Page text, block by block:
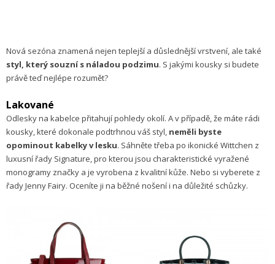
Nová sezóna znamená nejen teplejší a důslednější vrstvení, ale také
styl, který souzní s náladou podzimu. S jakými kousky si budete
právě teď nejlépe rozumět?
Lakované
Odlesky na kabelce přitahují pohledy okolí. A v případě, že máte rádi
kousky, které dokonale podtrhnou váš styl, neměli byste
opominout kabelky v lesku. Sáhněte třeba po ikonické Wittchen z
luxusní řady Signature, pro kterou jsou charakteristické vyražené
monogramy značky a je vyrobena z kvalitní kůže. Nebo si vyberete z
řady Jenny Fairy. Oceníte ji na běžné nošení i na důležité schůzky.